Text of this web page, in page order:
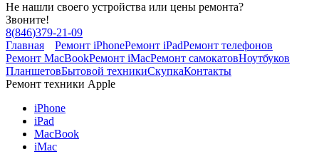
Не нашли своего устройства или цены ремонта?
Звоните!
8(846)379-21-09
Главная
Ремонт iPhoneРемонт iPadРемонт телефонов
Ремонт MacBookРемонт iMacРемонт самокатовНоутбуков
ПланшетовБытовой техникиСкупкаКонтакты
Ремонт техники Apple
iPhone
iPad
MacBook
iMac